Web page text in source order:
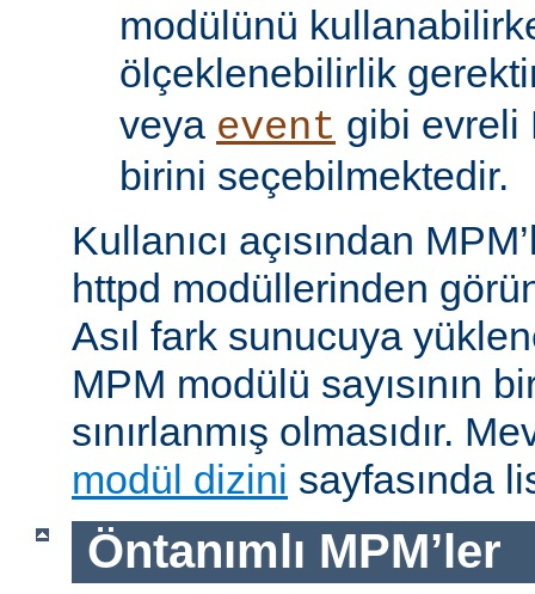
modülünü
ölçeklenebilirlik
veya event gibi evreli
birini seçebilmektedir.
Kullanıcı açısından
httpd modüllerinden
Asıl fark sunucuya
MPM modülü sayısının
sınırlanmış olmasıdır.
modül dizini sayfasında
Öntanımlı MPM’ler